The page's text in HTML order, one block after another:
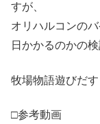
すが、
オリハルコンの
日かかるのかの検
牧場物語遊びだ
□参考動画